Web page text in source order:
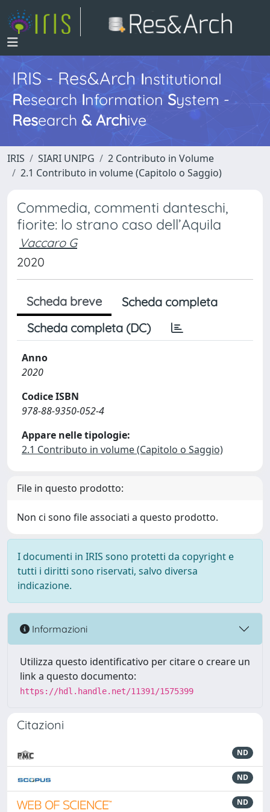
IRIS - Res&ArchInstitutional
Research InformationSystem -
Research & Archive
IRIS SIARI UNIPG
2 Contributo in Volume
2.1 Contributo in volume (Capitolo o Saggio)
Commedia, commenti danteschi,
fiorite: lo strano caso dell’Aquila
Vaccaro G
2020
Scheda breve
Scheda completa
Scheda completa (DC)
Anno
2020
Codice ISBN
978-88-9350-052-4
Appare nelle tipologie:
2.1 Contributo in volume (Capitolo o Saggio)
File in questo prodotto:
Non ci sono file associati a questo prodotto.
I documenti in IRIS sono protetti da copyright e
tutti i diritti sono riservati, salvo diversa
indicazione.
Informazioni
Utilizza questo identificativo per citare o creare un
link a questo documento:
https://hdl.handle.net/11391/1575399
Citazioni
ND
ND
ND